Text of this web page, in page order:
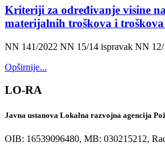
Kriteriji za određivanje visine
materijalnih troškova i
NN 141/2022 NN 15/14 ispravak NN
Opširnije...
LO-RA
Javna ustanova Lokalna razvojna agencija
OIB: 16539096480, MB: 030215212,